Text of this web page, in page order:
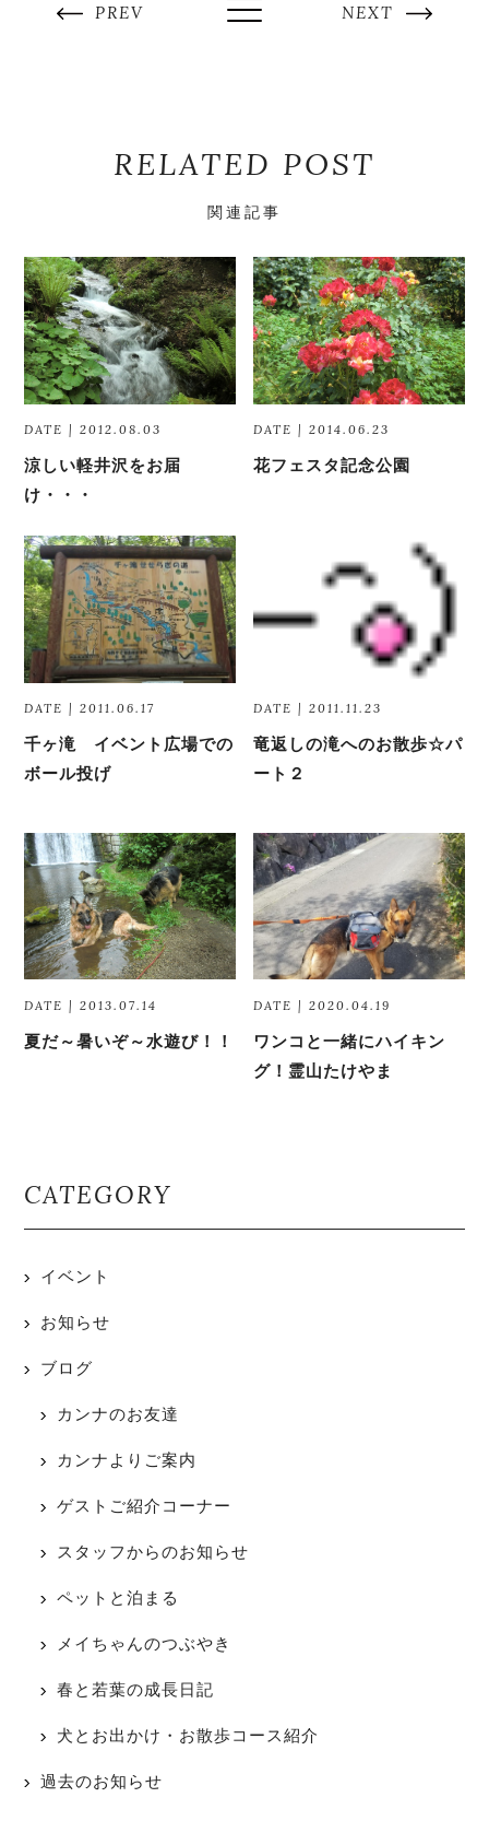
PREV NEXT
RELATED POST
関連記事
DATE | 2012.08.03
涼しい軽井沢をお届
け・・・
DATE | 2014.06.23
花フェスタ記念公園
DATE | 2011.06.17
千ヶ滝 イベント広場での
ボール投げ
DATE | 2011.11.23
竜返しの滝へのお散歩☆パ
ート２
DATE | 2013.07.14
夏だ～暑いぞ～水遊び！！
DATE | 2020.04.19
ワンコと一緒にハイキン
グ！霊山たけやま
CATEGORY
イベント
お知らせ
ブログ
カンナのお友達
カンナよりご案内
ゲストご紹介コーナー
スタッフからのお知らせ
ペットと泊まる
メイちゃんのつぶやき
春と若葉の成長日記
犬とお出かけ・お散歩コース紹介
過去のお知らせ